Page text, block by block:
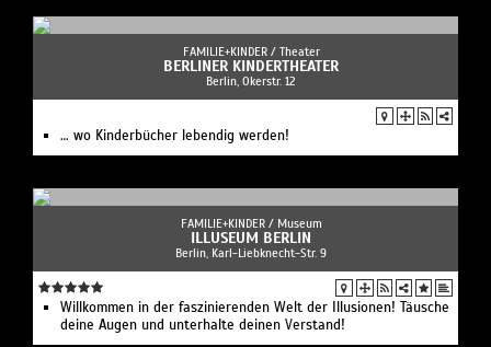
FAMILIE+KINDER / Theater
BERLINER KINDERTHEATER
Berlin, Okerstr. 12
… wo Kinderbücher lebendig werden!
FAMILIE+KINDER / Museum
ILLUSEUM BERLIN
Berlin, Karl-Liebknecht-Str. 9
Willkommen in der faszinierenden Welt der Illusionen! Täusche
deine Augen und unterhalte deinen Verstand!